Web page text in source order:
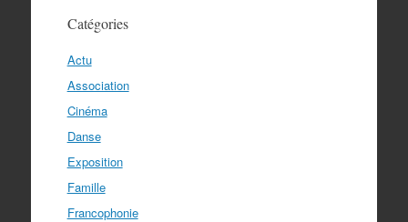
Catégories
Actu
Association
Cinéma
Danse
Exposition
Famille
Francophonie